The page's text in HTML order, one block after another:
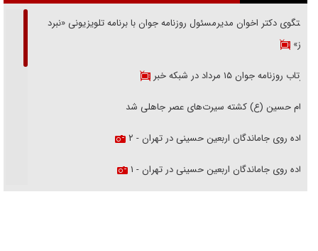
گفتگوی دکتر اخوان مدیرمسئول روزنامه جوان با برنامه تلویزیونی «نبرد
هرمز»
بازتاب روزنامه جوان ۱۵ مرداد در شبکه خبر
امام حسین (ع) کشته سیرت‌های عصر جاهلی شد
پیاده روی جاماندگان اربعین حسینی در تهران - ۲
پیاده روی جاماندگان اربعین حسینی در تهران - ۱